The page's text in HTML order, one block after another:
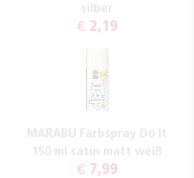
silber
€ 2,19
MARABU Farbspray Do It
150 ml satin matt weiß
€ 7,99